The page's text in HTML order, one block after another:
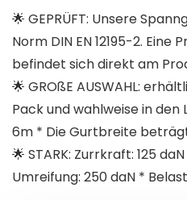
🌟 GEPRÜFT: Unsere
Norm DIN EN 12195-2.
befindet sich direkt am
🌟 GROßE AUSWAHL:
Pack und wahlweise in den
6m * Die Gurtbreite
🌟 STARK: Zurrkraft: 125
Umreifung: 250 daN *